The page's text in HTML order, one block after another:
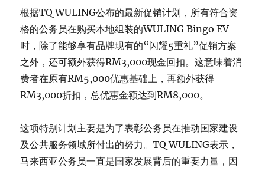
根据TQ WULING公布的最新促销计划，所有符合资
格的公务员在购买本地组装的WULING Bingo EV
时，除了能够享有品牌现有的“闪耀5重礼”促销方案
之外，还可额外获得RM3,000现金回扣。这意味着消
费者在原有RM5,000优惠基础上，再额外获得
RM3,000折扣，总优惠金额达到RM8,000。
这项特别计划主要是为了表彰公务员在推动国家建设
及公共服务领域所付出的努力。TQ WULING表示，
马来西亚公务员一直是国家发展背后的重要力量，因